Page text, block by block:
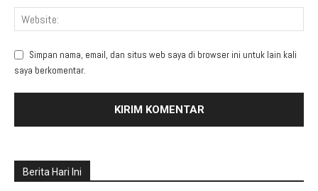
Simpan nama, email, dan situs web saya di browser ini untuk lain kali
saya berkomentar.
Berita Hari Ini